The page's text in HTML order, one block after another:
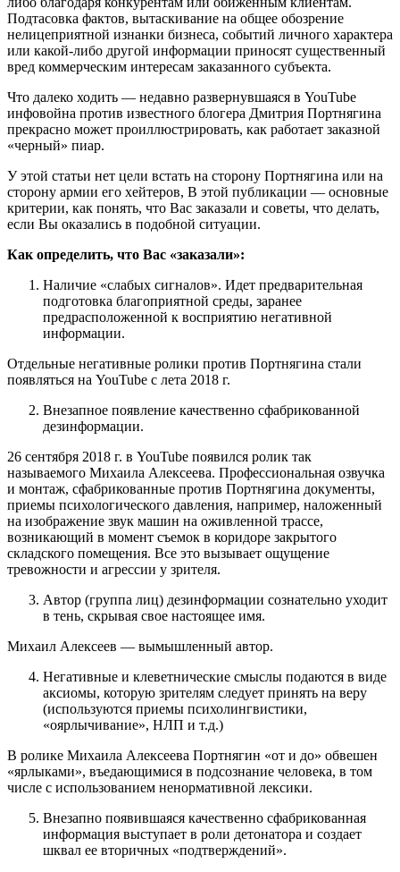
Подтасовка фактов, вытаскивание на общее обозрение
нелицеприятной изнанки бизнеса, событий личного характера
или какой-либо другой информации приносят существенный
вред коммерческим интересам заказанного субъекта.
Что далеко ходить — недавно развернувшаяся в YouTube
инфовойна против известного блогера Дмитрия Портнягина
прекрасно может проиллюстрировать, как работает заказной
«черный» пиар.
У этой статьи нет цели встать на сторону Портнягина или на
сторону армии его хейтеров, В этой публикации — основные
критерии, как понять, что Вас заказали и советы, что делать,
если Вы оказались в подобной ситуации.
Как определить, что Вас «заказали»:
Наличие «слабых сигналов». Идет предварительная
подготовка благоприятной среды, заранее
предрасположенной к восприятию негативной
информации.
Отдельные негативные ролики против Портнягина стали
появляться на YouTube с лета 2018 г.
Внезапное появление качественно сфабрикованной
дезинформации.
26 сентября 2018 г. в YouTube появился ролик так
называемого Михаила Алексеева. Профессиональная озвучка
и монтаж, сфабрикованные против Портнягина документы,
приемы психологического давления, например, наложенный
на изображение звук машин на оживленной трассе,
возникающий в момент съемок в коридоре закрытого
складского помещения. Все это вызывает ощущение
тревожности и агрессии у зрителя.
Автор (группа лиц) дезинформации сознательно уходит
в тень, скрывая свое настоящее имя.
Михаил Алексеев — вымышленный автор.
Негативные и клеветнические смыслы подаются в виде
аксиомы, которую зрителям следует принять на веру
(используются приемы психолингвистики,
«оярлычивание», НЛП и т.д.)
В ролике Михаила Алексеева Портнягин «от и до» обвешен
«ярлыками», въедающимися в подсознание человека, в том
числе с использованием ненормативной лексики.
Внезапно появившаяся качественно сфабрикованная
информация выступает в роли детонатора и создает
шквал ее вторичных «подтверждений».